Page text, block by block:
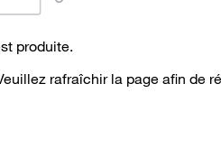
produite.
rafraîchir la page afin de